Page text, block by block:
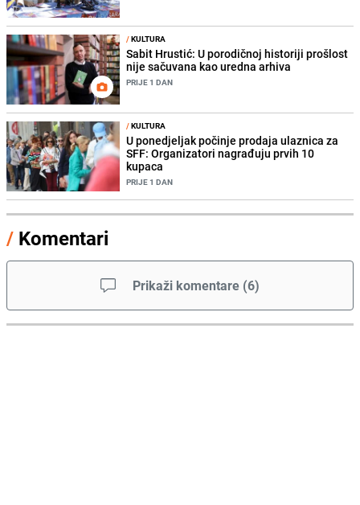
/KULTURA
Sabit Hrustić: U porodičnoj historiji prošlost
nije sačuvana kao uredna arhiva
PRIJE 1 DAN
/KULTURA
U ponedjeljak počinje prodaja ulaznica za
SFF: Organizatori nagrađuju prvih 10
kupaca
PRIJE 1 DAN
/ Komentari
Prikaži komentare (6)